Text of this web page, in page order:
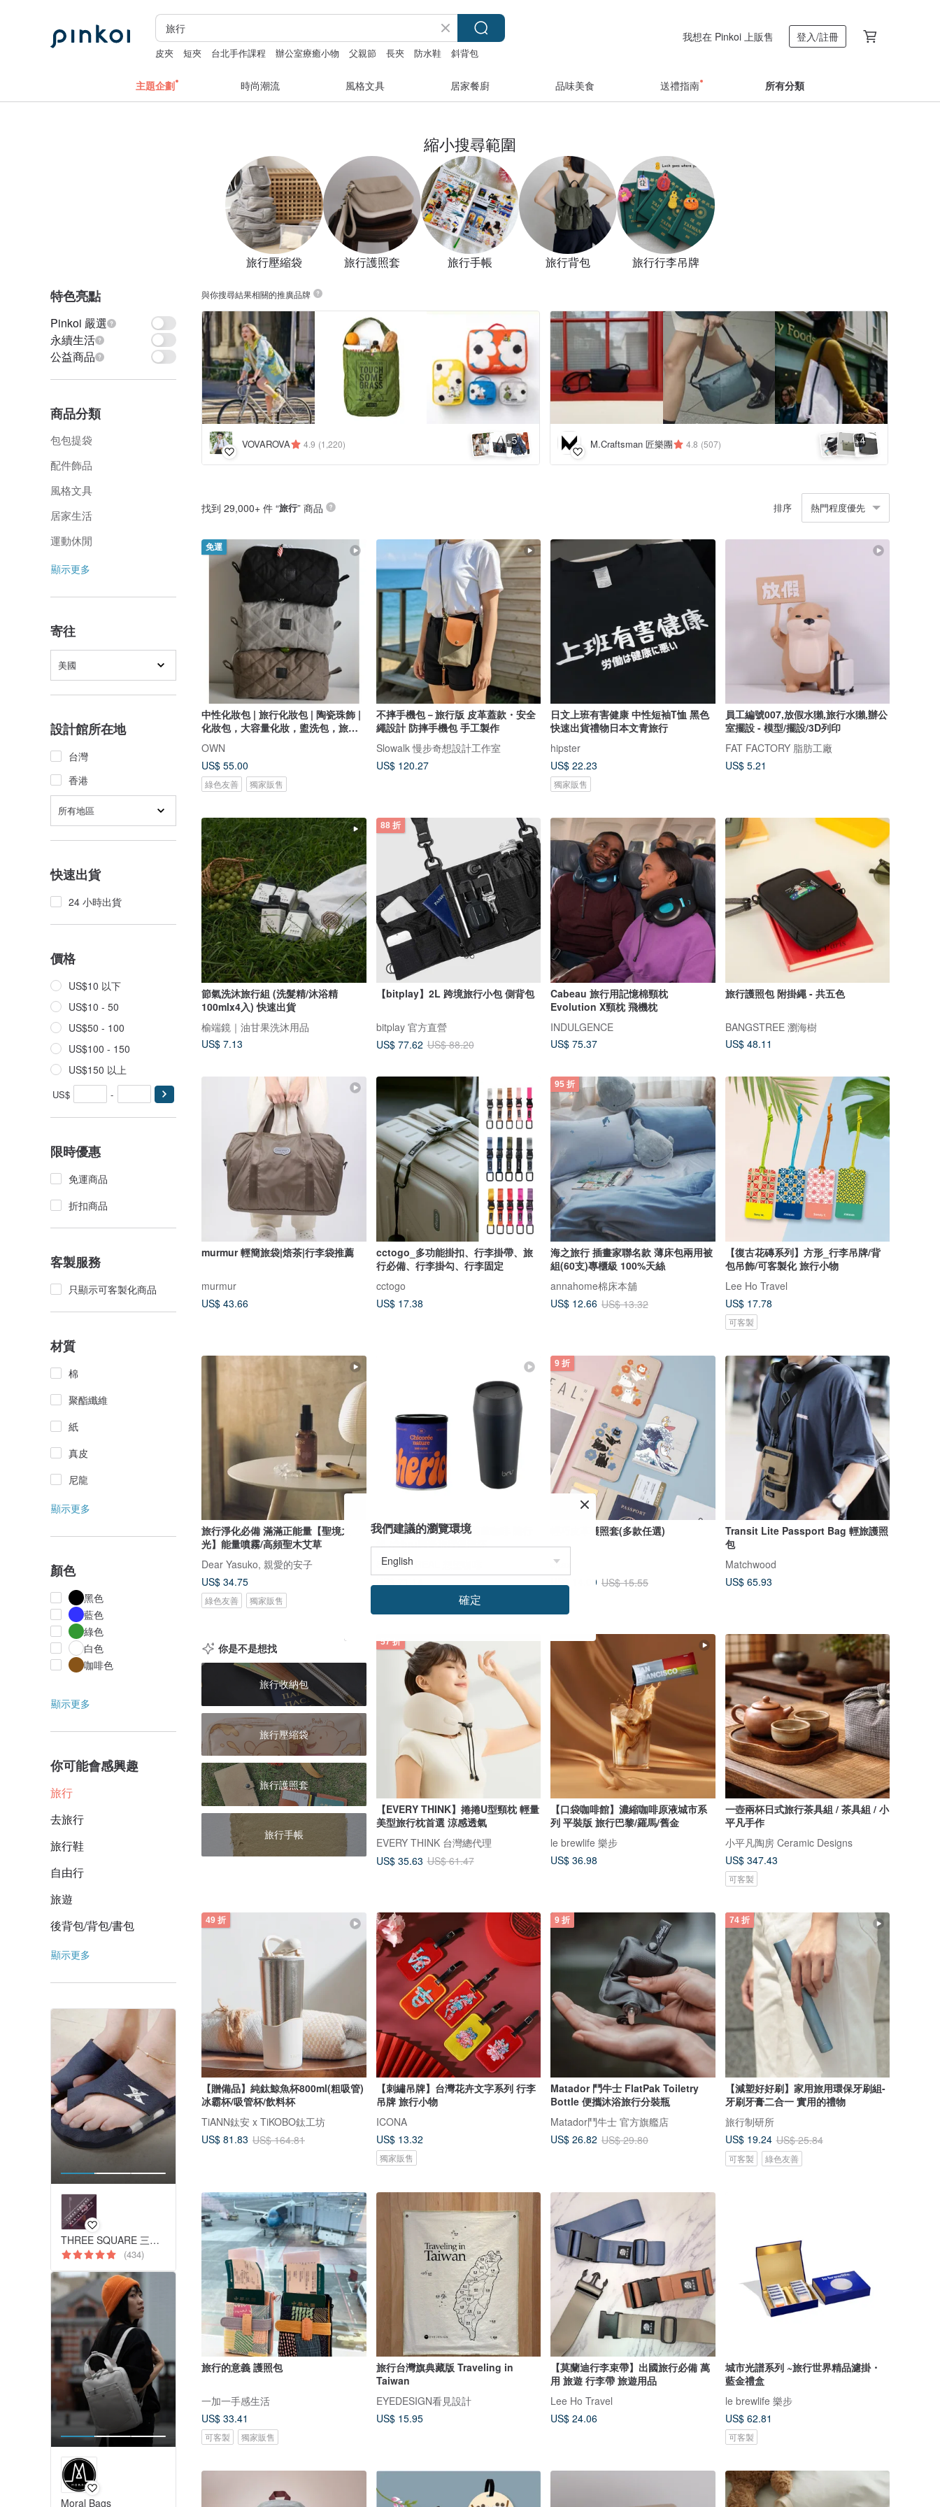
皮夾 短夾 台北手作課程 辦公室療癒小物 父親節 長夾 防水鞋 斜背包
我想在 Pinkoi 上販售 登入/註冊
主題企劃 時尚潮流 風格文具 居家餐廚 品味美食 送禮指南 所有分類
縮小搜尋範圍
旅行壓縮袋 旅行護照套 旅行手帳 旅行背包 旅行行李吊牌
特色亮點
Pinkoi 嚴選
永續生活
公益商品
商品分類
包包提袋
配件飾品
風格文具
居家生活
運動休閒
顯示更多
寄往
美國
設計館所在地
台灣
香港
所有地區
快速出貨
24 小時出貨
價格
US$10 以下
US$10 - 50
US$50 - 100
US$100 - 150
US$150 以上
US$ -
限時優惠
免運商品
折扣商品
客製服務
只顯示可客製化商品
材質
棉
聚酯纖維
紙
真皮
尼龍
顯示更多
顏色
黑色
藍色
綠色
白色
咖啡色
顯示更多
你可能會感興趣
旅行
去旅行
旅行鞋
自由行
旅遊
後背包/背包/書包
顯示更多
THREE SQUARE 三方字 減塑牙刷 氣墊拖鞋
(434)
Moral Bags
與你搜尋結果相關的推廣品牌
VOVAROVA 4.9 (1,220) +5 M.Craftsman 匠樂團 4.8 (507) +4
找到 29,000+ 件 “旅行” 商品 排序 熱門程度優先
免運
中性化妝包 | 旅行化妝包 | 陶瓷珠飾 |
化妝包，大容量化妝，盥洗包，旅行
化妝包
OWN
US$ 55.00
綠色友善 獨家販售
不摔手機包－旅行版 皮革蓋款・安全
繩設計 防摔手機包 手工製作
Slowalk 慢步奇想設計工作室
US$ 120.27
日文上班有害健康 中性短袖T恤 黑色
快速出貨禮物日本文青旅行
hipster
US$ 22.23
獨家販售
員工編號007,放假水獺,旅行水獺,辦公
室擺設 - 模型/擺設/3D列印
FAT FACTORY 脂肪工廠
US$ 5.21
節氣洗沐旅行組 (洗髮精/沐浴精
100mlx4入) 快速出貨
榆端鏡｜油甘果洗沐用品
US$ 7.13
88 折
【bitplay】2L 跨境旅行小包 側背包
bitplay 官方直營
US$ 77.62 US$ 88.20
Cabeau 旅行用記憶棉頸枕
Evolution X頸枕 飛機枕
INDULGENCE
US$ 75.37
旅行護照包 附掛繩 - 共五色
BANGSTREE 瀏海樹
US$ 48.11
murmur 輕簡旅袋|焙茶|行李袋推薦
murmur
US$ 43.66
cctogo_多功能掛扣、行李掛帶、旅
行必備、行李掛勾、行李固定
cctogo
US$ 17.38
95 折
海之旅行 插畫家聯名款 薄床包兩用被
組(60支)專櫃級 100%天絲
annahome棉床本舖
US$ 12.66 US$ 13.32
【復古花磚系列】方形_行李吊牌/背
包吊飾/可客製化 旅行小物
Lee Ho Travel
US$ 17.78
可客製
旅行淨化必備 滿滿正能量【聖境之
光】能量噴霧/高頻聖木艾草
Dear Yasuko, 親愛的安子
US$ 34.75
綠色友善 獨家販售
SimplexCherico天然菊苣咖啡 隨行
組 /含bru陶瓷旅行保溫杯
SIMPLE REAL 想望咖啡
9 折
輕巧皮革護照套(多款任選)
ekax
US$ 14.00 US$ 15.55
Transit Lite Passport Bag 輕旅護照
包
Matchwood
US$ 65.93
你是不是想找
旅行收納包
旅行壓縮袋
旅行護照套
旅行手帳
57 折
【EVERY THINK】捲捲U型頸枕 輕量
美型旅行枕首選 涼感透氣
EVERY THINK 台灣總代理
US$ 35.63 US$ 61.47
【口袋咖啡館】濃縮咖啡原液城市系
列 平裝版 旅行巴黎/羅馬/舊金
le brewlife 樂步
US$ 36.98
一壺兩杯日式旅行茶具組 / 茶具組 / 小
平凡手作
小平凡陶房 Ceramic Designs
US$ 347.43
可客製
49 折
【贈備品】純鈦鯨魚杯800ml(粗吸管)
冰霸杯/吸管杯/飲料杯
TiANN鈦安 x TiKOBO鈦工坊
US$ 81.83 US$ 164.81
【刺繡吊牌】台灣花卉文字系列 行李
吊牌 旅行小物
ICONA
US$ 13.32
獨家販售
9 折
Matador 鬥牛士 FlatPak Toiletry
Bottle 便攜沐浴旅行分裝瓶
Matador鬥牛士 官方旗艦店
US$ 26.82 US$ 29.80
74 折
【減塑好好刷】家用旅用環保牙刷組-
牙刷牙膏二合一 實用的禮物
旅行制研所
US$ 19.24 US$ 25.84
可客製 綠色友善
旅行的意義 護照包
一加一手感生活
US$ 33.41
可客製 獨家販售
旅行台灣旗典藏版 Traveling in
Taiwan
EYEDESIGN看見設計
US$ 15.95
【莫蘭迪行李束帶】出國旅行必備 萬
用 旅遊 行李帶 旅遊用品
Lee Ho Travel
US$ 24.06
城市光譜系列 ~旅行世界精品濾掛・
藍金禮盒
le brewlife 樂步
US$ 62.81
可客製
我們建議的瀏覽環境
確定